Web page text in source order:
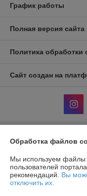
График работы
Полная версия сайта
Политика обработки
Сайт создан на
Информация для
Юридическое лицо: ООО
225209, г. Береза
Регистрационный номер
Обработка файлов
Мы используем файлы
пользователей
рекомендаций. Вы
отключить их.